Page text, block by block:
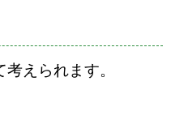
えられます。